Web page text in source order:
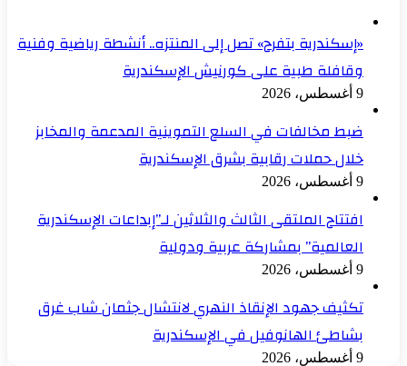
«إسكندرية بتفرح» تصل إلى المنتزه.. أنشطة رياضية وفنية
وقافلة طبية على كورنيش الإسكندرية
9 أغسطس، 2026
ضبط مخالفات في السلع التموينية المدعمة والمخابز
خلال حملات رقابية بشرق الإسكندرية
9 أغسطس، 2026
افتتاح الملتقى الثالث والثلاثين لـ”إبداعات الإسكندرية
العالمية” بمشاركة عربية ودولية
9 أغسطس، 2026
تكثيف جهود الإنقاذ النهري لانتشال جثمان شاب غرق
بشاطئ الهانوفيل في الإسكندرية
9 أغسطس، 2026